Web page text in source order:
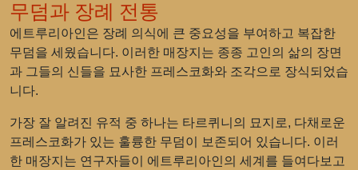
무덤과 장례 전통
에트루리아인은 장례 의식에 큰 중요성을 부여하고 복잡한
무덤을 세웠습니다. 이러한 매장지는 종종 고인의 삶의 장면
과 그들의 신들을 묘사한 프레스코화와 조각으로 장식되었습
니다.
가장 잘 알려진 유적 중 하나는 타르퀴니의 묘지로, 다채로운
프레스코화가 있는 훌륭한 무덤이 보존되어 있습니다. 이러
한 매장지는 연구자들이 에트루리아인의 세계를 들여다보고